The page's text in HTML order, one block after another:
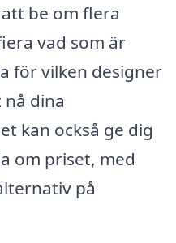
be om flera
vad som är
för vilken designer
dina
kan också ge dig
om priset, med
på